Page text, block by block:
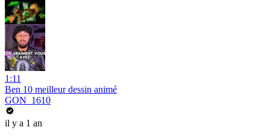
1:11
Ben 10 meilleur dessin animé
GON_1610
il y a 1 an